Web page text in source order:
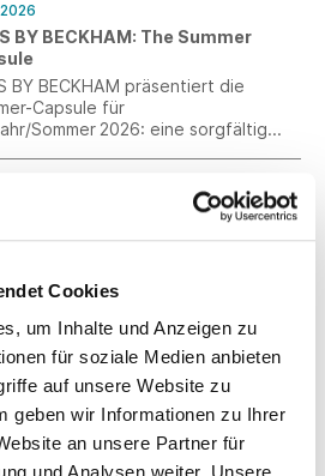
Cookies
um Inhalte und Anzeigen zu
für soziale Medien anbieten
auf unsere Website zu
geben wir Informationen zu Ihrer
an unsere Partner für
und nach billigem Ermessen
Anpassung zu entscheiden. Ein
für diese Entscheidung ist die
des jeweiligen
BY BECKHAM: The Summer
BY BECKHAM präsentiert die
Capsule für
Sommer 2026: eine sorgfältig
up- und Scale-up-Strategie des
hat am 22. Juli 2026
Start-up- und Scale-up-
beschlossen. Darin werden
explizit Maßnahmen für den Transfer
sowie die Zusammenarbeit
Startups und Mittelstand
2026: Talente der
entdecken
gehen in Kürze in